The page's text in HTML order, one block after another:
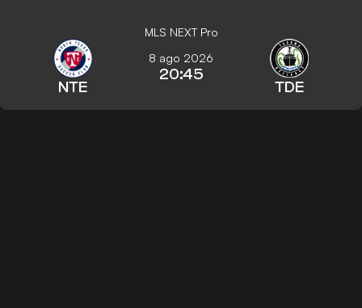
MLS NEXT Pro
NTE
8 ago 2026
20:45
TDE